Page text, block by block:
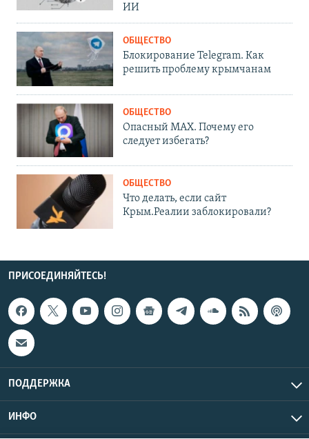
ИИ
ОБЩЕСТВО
Блокирование Telegram. Как
решить проблему крымчанам
ОБЩЕСТВО
Опасный MAX. Почему его
следует избегать?
ОБЩЕСТВО
Что делать, если сайт
Крым.Реалии заблокировали?
ПРИСОЕДИНЯЙТЕСЬ!
ПОДДЕРЖКА
ИНФО